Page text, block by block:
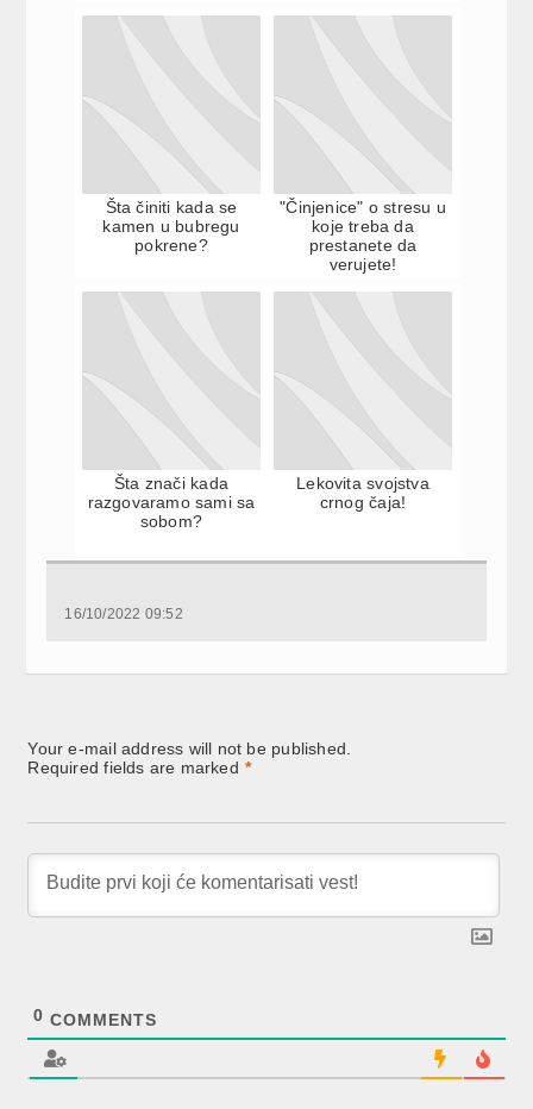
Šta činiti kada se
kamen u bubregu
pokrene?
"Činjenice" o stresu u
koje treba da
prestanete da
verujete!
Šta znači kada
razgovaramo sami sa
sobom?
Lekovita svojstva
crnog čaja!
16/10/2022 09:52
Your e-mail address will not be published.
Required fields are marked *
0 COMMENTS